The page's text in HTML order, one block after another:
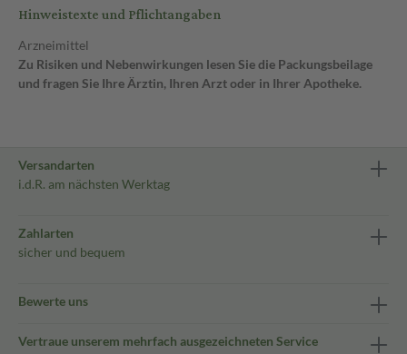
Hinweistexte und Pflichtangaben
Arzneimittel
Zu Risiken und Nebenwirkungen lesen Sie die Packungsbeilage
und fragen Sie Ihre Ärztin, Ihren Arzt oder in Ihrer Apotheke.
Versandarten
i.d.R. am nächsten Werktag
Zahlarten
sicher und bequem
Bewerte uns
Vertraue unserem mehrfach ausgezeichneten Service